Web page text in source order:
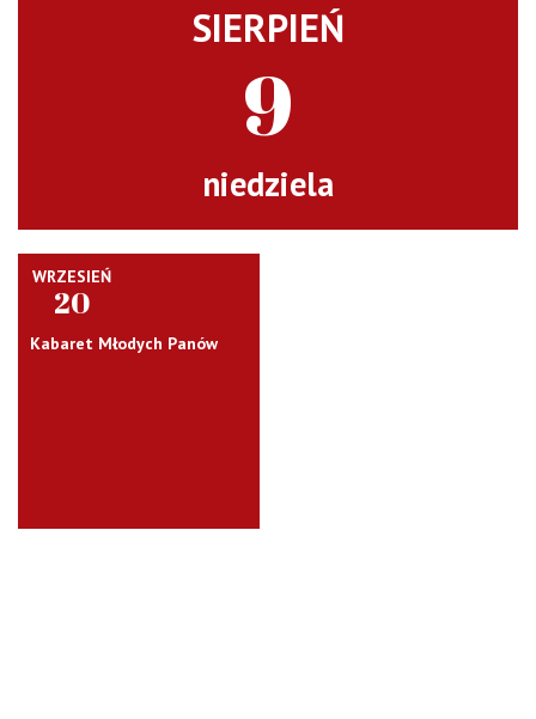
SIERPIEŃ
9
niedziela
WRZESIEŃ
20
Kabaret Młodych Panów